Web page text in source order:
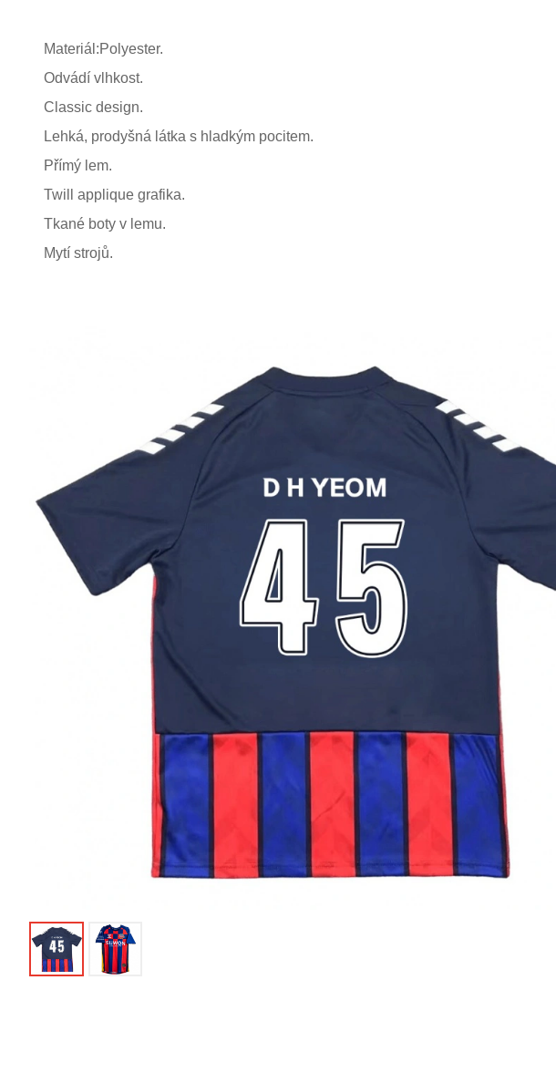
Materiál:Polyester.
Odvádí vlhkost.
Classic design.
Lehká, prodyšná látka s hladkým pocitem.
Přímý lem.
Twill applique grafika.
Tkané boty v lemu.
Mytí strojů.